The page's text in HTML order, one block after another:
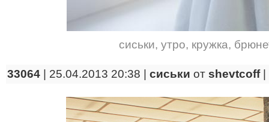
сиськи, утро, кружка,
33064 | 25.04.2013 20:38 | сиськи от shevtcoff|